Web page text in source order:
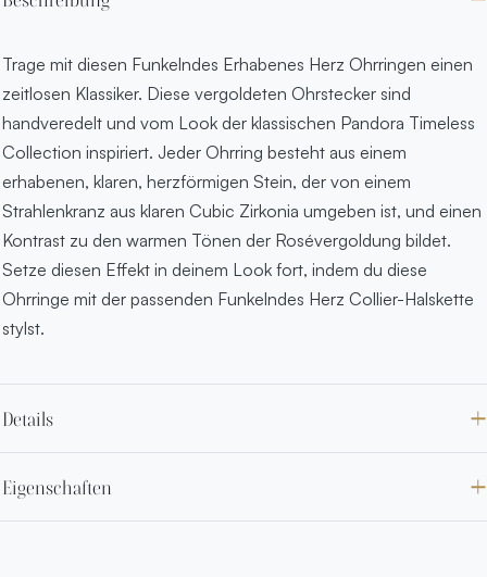
Trage mit diesen Funkelndes Erhabenes Herz Ohrringen einen
zeitlosen Klassiker. Diese vergoldeten Ohrstecker sind
handveredelt und vom Look der klassischen Pandora Timeless
Collection inspiriert. Jeder Ohrring besteht aus einem
erhabenen, klaren, herzförmigen Stein, der von einem
Strahlenkranz aus klaren Cubic Zirkonia umgeben ist, und einen
Kontrast zu den warmen Tönen der Rosévergoldung bildet.
Setze diesen Effekt in deinem Look fort, indem du diese
Ohrringe mit der passenden Funkelndes Herz Collier-Halskette
stylst.
Details
Eigenschaften